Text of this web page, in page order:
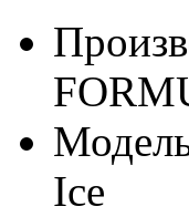
Ice